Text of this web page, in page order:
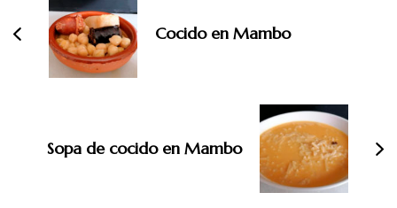
entradas
Cocido en Mambo
Sopa de cocido en Mambo